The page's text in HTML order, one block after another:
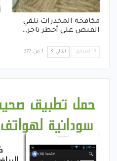
مكافحة المخدرات تلقي
القبض على أخطر تاجر…
السابق التالي 1 من 377